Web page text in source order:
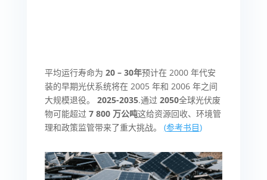
平均运行寿命为 20 –30年预计在 2000 年代安
装的早期光伏系统将在 2005 年和 2006 年之间
大规模退役。 2025-2035.通过 2050全球光伏废
物可能超过 7 800 万公吨这给资源回收、环境管
理和政策监管带来了重大挑战。 (参考书目)